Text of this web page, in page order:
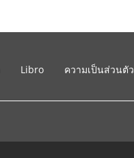
Libro ความเป็นส่วนตัว